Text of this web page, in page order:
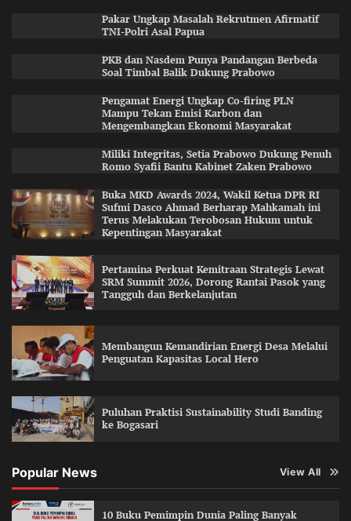
Pakar Ungkap Masalah Rekrutmen Afirmatif
TNI-Polri Asal Papua
PKB dan Nasdem Punya Pandangan Berbeda
Soal Timbal Balik Dukung Prabowo
Pengamat Energi Ungkap Co-firing PLN
Mampu Tekan Emisi Karbon dan
Mengembangkan Ekonomi Masyarakat
Miliki Integritas, Setia Prabowo Dukung Penuh
Romo Syafii Bantu Kabinet Zaken Prabowo
Buka MKD Awards 2024, Wakil Ketua DPR RI
Sufmi Dasco Ahmad Berharap Mahkamah ini
Terus Melakukan Terobosan Hukum untuk
Kepentingan Masyarakat
Pertamina Perkuat Kemitraan Strategis Lewat
SRM Summit 2026, Dorong Rantai Pasok yang
Tangguh dan Berkelanjutan
Membangun Kemandirian Energi Desa Melalui
Penguatan Kapasitas Local Hero
Puluhan Praktisi Sustainability Studi Banding
ke Bogasari
Popular News View All
10 Buku Pemimpin Dunia Paling Banyak